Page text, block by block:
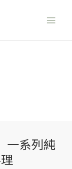
一系列純